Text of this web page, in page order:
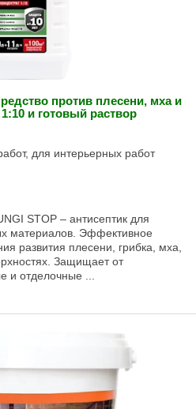
против плесени, мха и
и готовый раствор
для интерьерных работ
STOP – антисептик для
материалов. Эффективное
развития плесени, грибка, мха,
Защищает от
и отделочные ...